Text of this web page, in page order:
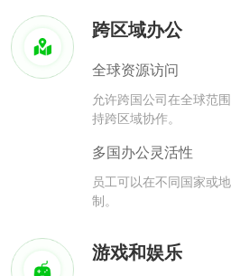
跨区域办公
全球资源访问
允许跨国公司在全球范
持跨区域协作。
多国办公灵活性
员工可以在不同国家或
制。
游戏和娱乐